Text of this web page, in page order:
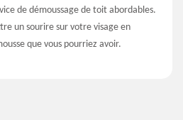
de démoussage de toit abordables.
un sourire sur votre visage en
que vous pourriez avoir.